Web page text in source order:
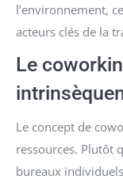
l’environnement,
acteurs clés de la
Le
Le concept de
ressources. Plutôt
bureaux